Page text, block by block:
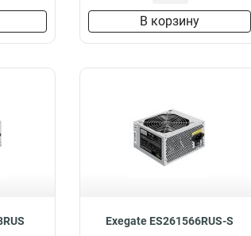
В корзину
Exegate ES261566RUS-S